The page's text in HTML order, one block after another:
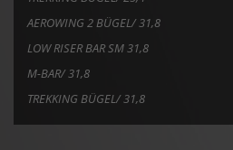
AEROWING 2 BÜGEL/ 31,8
LOW RISER BAR SM 31,8
M-BAR/ 31,8
TREKKING BÜGEL/ 31,8